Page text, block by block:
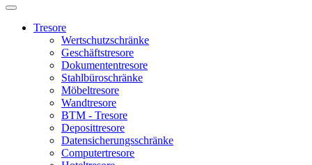
Tresore
Wertschutzschränke
Geschäftstresore
Dokumententresore
Stahlbüroschränke
Möbeltresore
Wandtresore
BTM - Tresore
Deposittresore
Datensicherungsschränke
Computertresore